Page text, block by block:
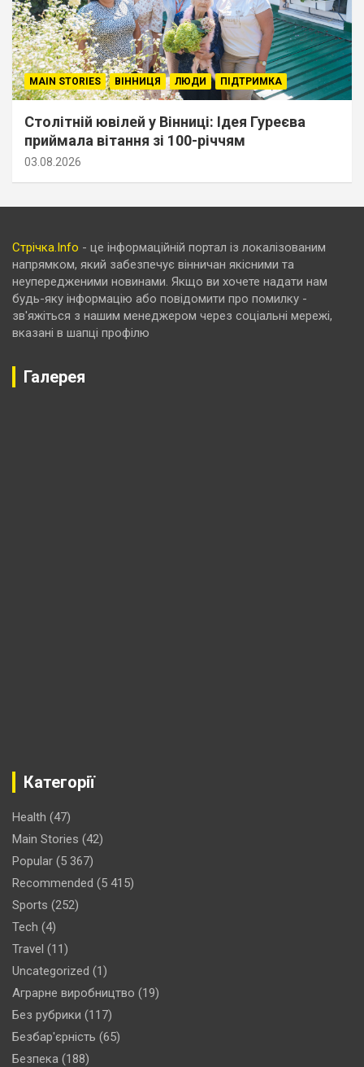
MAIN STORIES ВІННИЦЯ ЛЮДИ ПІДТРИМКА
Столітній ювілей у Вінниці: Ідея Гуреєва
приймала вітання зі 100-річчям
03.08.2026
Стрічка.Info - це інформаційній портал із локалізованим
напрямком, який забезпечує вінничан якісними та
неупередженими новинами. Якщо ви хочете надати нам
будь-яку інформацію або повідомити про помилку -
зв'яжіться з нашим менеджером через соціальні мережі,
вказані в шапці профілю
Галерея
Категорії
Health (47)
Main Stories (42)
Popular (5 367)
Recommended (5 415)
Sports (252)
Tech (4)
Travel (11)
Uncategorized (1)
Аграрне виробництво (19)
Без рубрики (117)
Безбар'єрність (65)
Безпека (188)